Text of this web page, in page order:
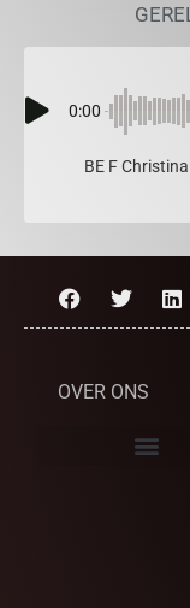
0:00
BE F
OVER ONS